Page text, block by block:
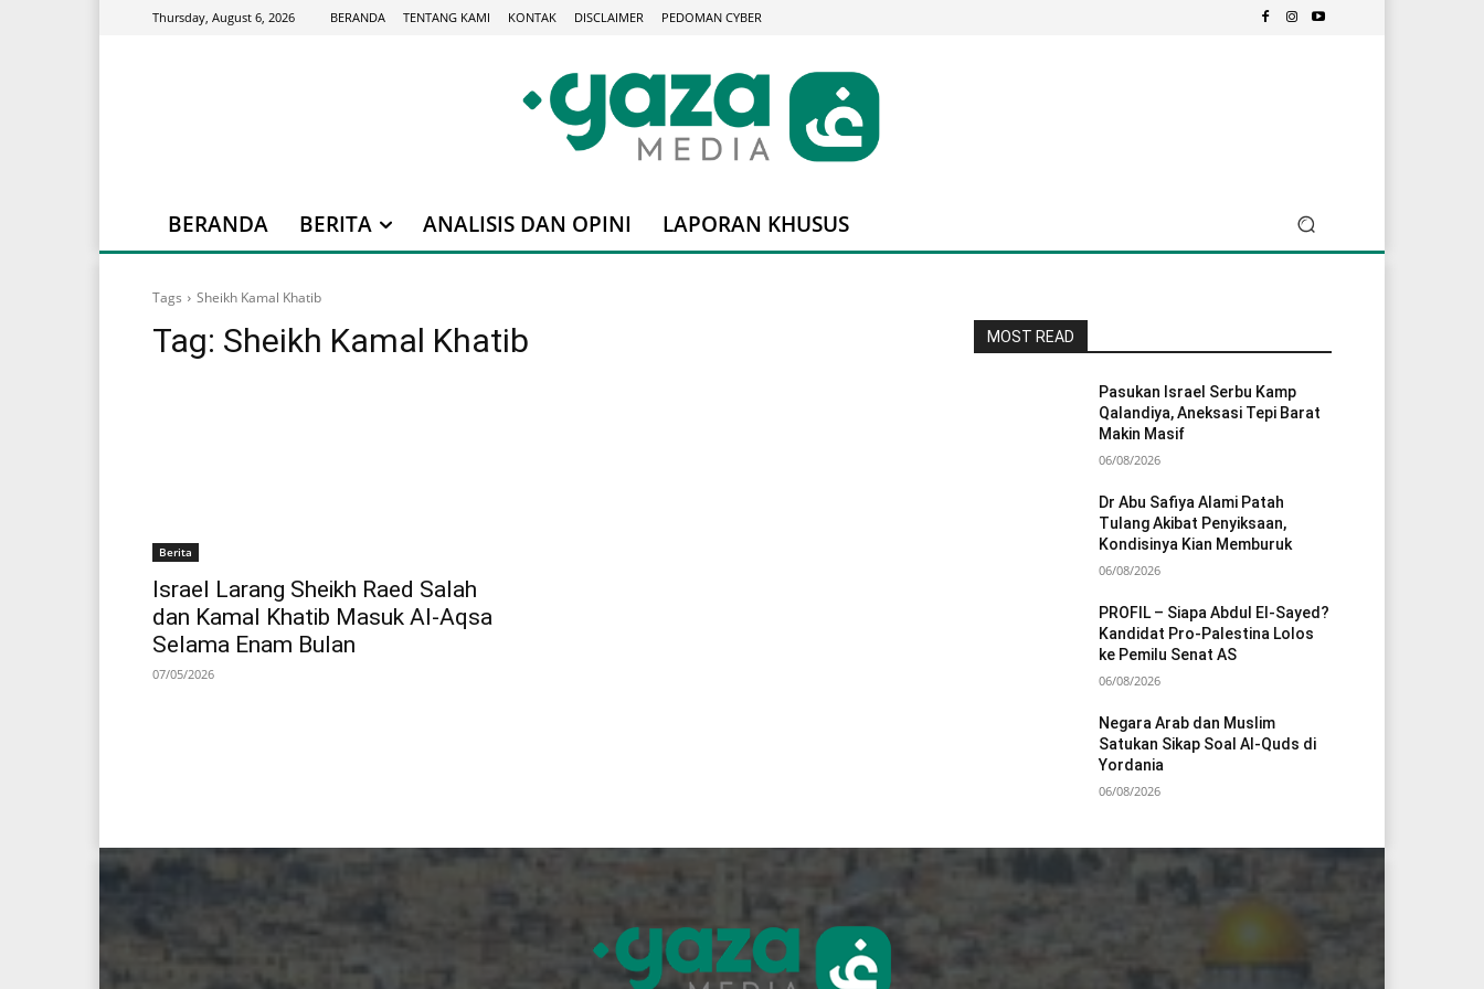
Thursday, August 6, 2026 BERANDA TENTANG KAMI KONTAK DISCLAIMER PEDOMAN CYBER
BERANDA BERITA ANALISIS DAN OPINI LAPORAN KHUSUS
Tags Sheikh Kamal Khatib
Tag: Sheikh Kamal Khatib
Berita
Israel Larang Sheikh Raed Salah
dan Kamal Khatib Masuk Al-Aqsa
Selama Enam Bulan
07/05/2026
MOST READ
Pasukan Israel Serbu Kamp
Qalandiya, Aneksasi Tepi Barat
Makin Masif
06/08/2026
Dr Abu Safiya Alami Patah
Tulang Akibat Penyiksaan,
Kondisinya Kian Memburuk
06/08/2026
PROFIL – Siapa Abdul El-Sayed?
Kandidat Pro-Palestina Lolos
ke Pemilu Senat AS
06/08/2026
Negara Arab dan Muslim
Satukan Sikap Soal Al-Quds di
Yordania
06/08/2026